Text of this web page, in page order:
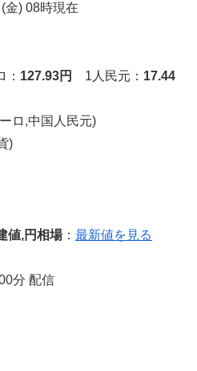
金) 08時現在
127.93円 1人民元： 17.44
ロ,中国人民元)
)
値,円相場： 最新値を見る
分 配信